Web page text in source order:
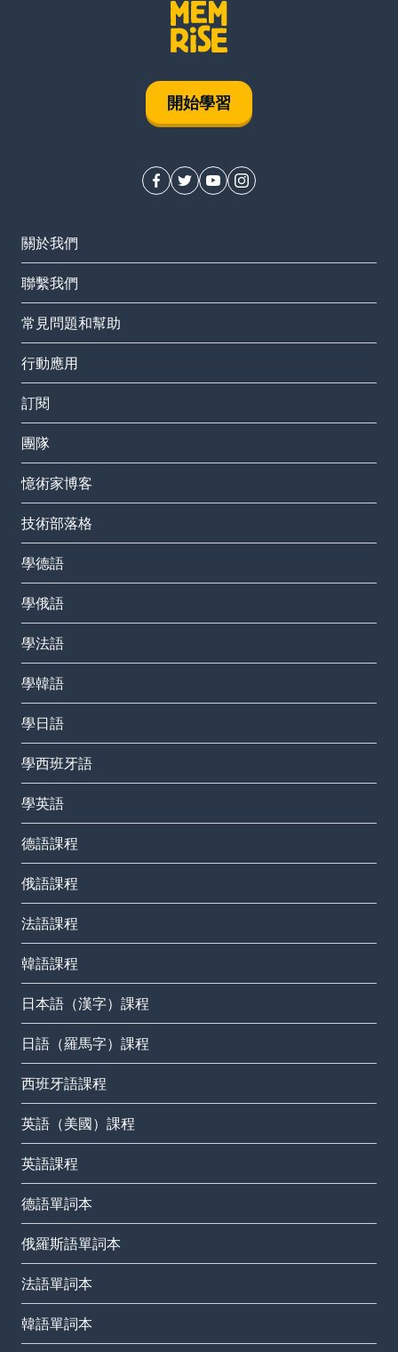
開始學習
關於我們
聯繫我們
常見問題和幫助
行動應用
訂閱
團隊
憶術家博客
技術部落格
學德語
學俄語
學法語
學韓語
學日語
學西班牙語
學英語
德語課程
俄語課程
法語課程
韓語課程
日本語（漢字）課程
日語（羅馬字）課程
西班牙語課程
英語（美國）課程
英語課程
德語單詞本
俄羅斯語單詞本
法語單詞本
韓語單詞本